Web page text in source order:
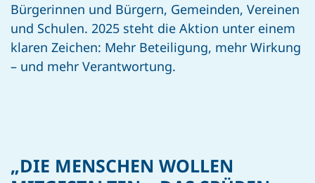
Bürgerinnen und Bürgern, Gemeinden, Vereinen
und Schulen. 2025 steht die Aktion unter einem
klaren Zeichen: Mehr Beteiligung, mehr Wirkung
– und mehr Verantwortung.
„DIE MENSCHEN WOLLEN